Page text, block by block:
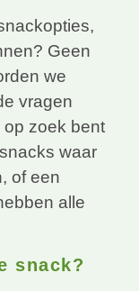
Geen
we
vragen
zoek bent
waar
of een
alle
snack?